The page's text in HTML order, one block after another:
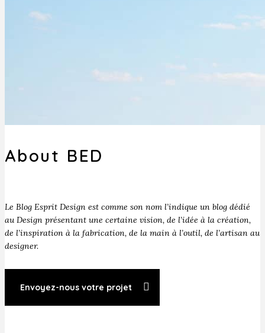
About BED
Le Blog Esprit Design est comme son nom l’indique un blog dédié
au Design présentant une certaine vision, de l’idée à la création,
de l’inspiration à la fabrication, de la main à l’outil, de l’artisan au
designer.
Envoyez-nous votre projet